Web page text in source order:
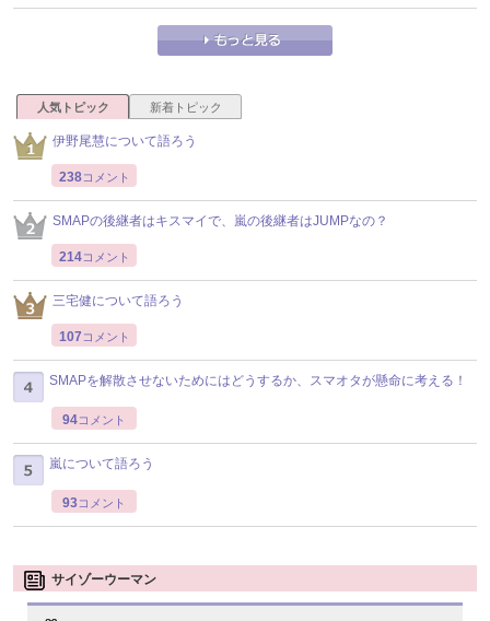
人気トピック 新着トピック
伊野尾慧について語ろう
238コメント
SMAPの後継者はキスマイで、嵐の後継者はJUMPなの？
214コメント
三宅健について語ろう
107 コメント
SMAPを解散させないためにはどうするか、スマオタが懸命に考える！
94コメント
嵐について語ろう
93コメント
サイゾーウーマン